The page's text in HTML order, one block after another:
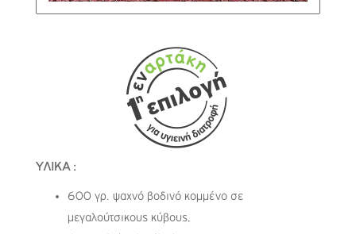
ΥΛΙΚΑ :
600 γρ. ψαχνό βοδινό κομμένο σε
μεγαλούτσικους κύβους,